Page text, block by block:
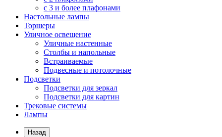
с 3 и более плафонами
Настольные лампы
Торшеры
Уличное освещение
Уличные настенные
Столбы и напольные
Встраиваемые
Подвесные и потолочные
Подсветки
Подсветки для зеркал
Подсветки для картин
Трековые системы
Лампы
Назад